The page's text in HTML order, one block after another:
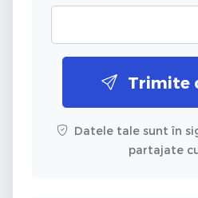
Trimite
Datele tale sunt în
partajate